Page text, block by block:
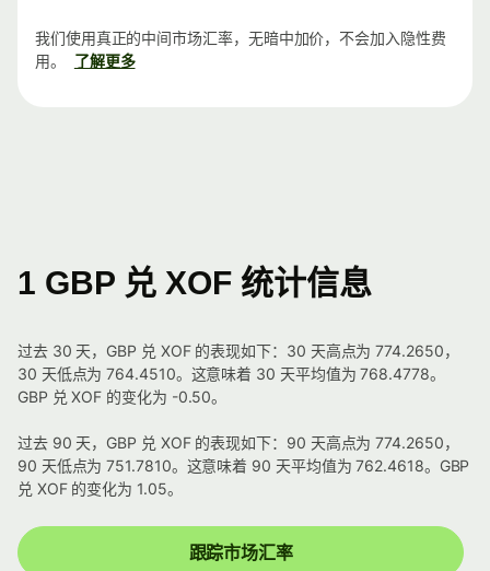
我们使用真正的中间市场汇率，无暗中加价，不会加入隐性费
用。
了解更多
1 GBP 兑 XOF 统计信息
过去 30 天，GBP 兑 XOF 的表现如下：30 天高点为 774.2650，
30 天低点为 764.4510。这意味着 30 天平均值为 768.4778。
GBP 兑 XOF 的变化为 -0.50。
过去 90 天，GBP 兑 XOF 的表现如下：90 天高点为 774.2650，
90 天低点为 751.7810。这意味着 90 天平均值为 762.4618。GBP
兑 XOF 的变化为 1.05。
跟踪市场汇率